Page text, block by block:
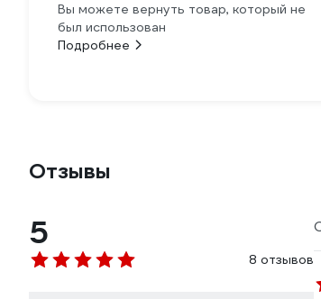
Вы можете вернуть товар, который не
был использован
Подробнее
Отзывы
5
8 отзывов